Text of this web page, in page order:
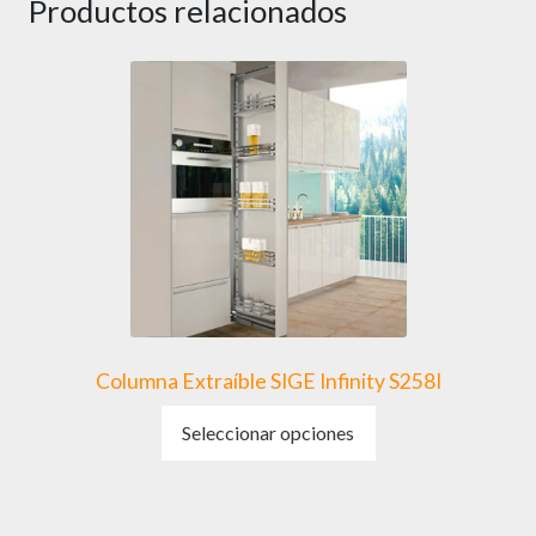
Productos relacionados
Columna Extraíble SIGE Infinity S258I
Seleccionar opciones